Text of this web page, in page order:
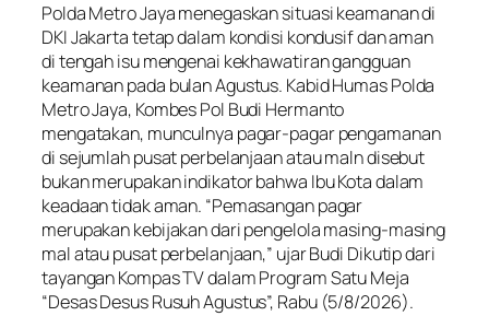
Polda Metro Jaya menegaskan situasi keamanan di
DKI Jakarta tetap dalam kondisi kondusif dan aman
di tengah isu mengenai kekhawatiran gangguan
keamanan pada bulan Agustus. Kabid Humas Polda
Metro Jaya, Kombes Pol Budi Hermanto
mengatakan, munculnya pagar-pagar pengamanan
di sejumlah pusat perbelanjaan atau maln disebut
bukan merupakan indikator bahwa Ibu Kota dalam
keadaan tidak aman. “Pemasangan pagar
merupakan kebijakan dari pengelola masing-masing
mal atau pusat perbelanjaan,” ujar Budi Dikutip dari
tayangan Kompas TV dalam Program Satu Meja
“Desas Desus Rusuh Agustus”, Rabu (5/8/2026).